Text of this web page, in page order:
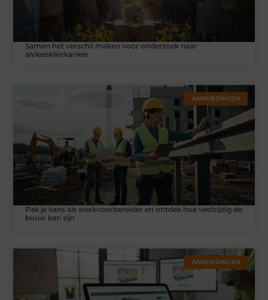
Samen het verschil maken voor onderzoek naar
alvleesklierkanker
AANBIEDINGEN
Pak je kans als werkvoorbereider en ontdek hoe veelzijdig de
bouw kan zijn
AANBIEDINGEN